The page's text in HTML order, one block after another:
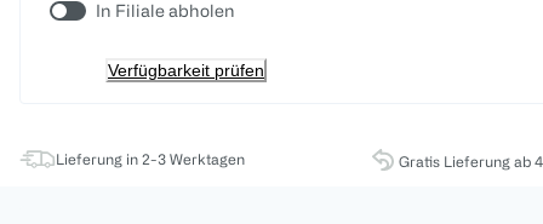
In Filiale abholen
Verfügbarkeit prüfen
Lieferung in 2-3 Werktagen Gratis Lieferung ab